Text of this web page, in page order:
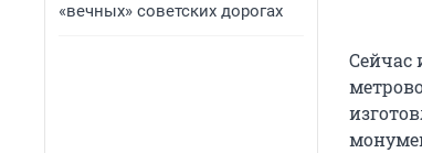
«вечных» советских дорогах
Сейчас